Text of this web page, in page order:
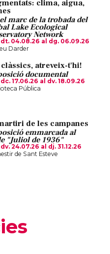
clima, aigua,
marc de la trobada del
Lake Ecological
Network
04.08.26 al dg. 06.09.26
Darder
clàssics, atreveix-t'hi!
documental
17.06.26 al dv. 18.09.26
Pública
de les campanes
emmarcada al
"Juliol de 1936"
24.07.26 al dj. 31.12.26
de Sant Esteve